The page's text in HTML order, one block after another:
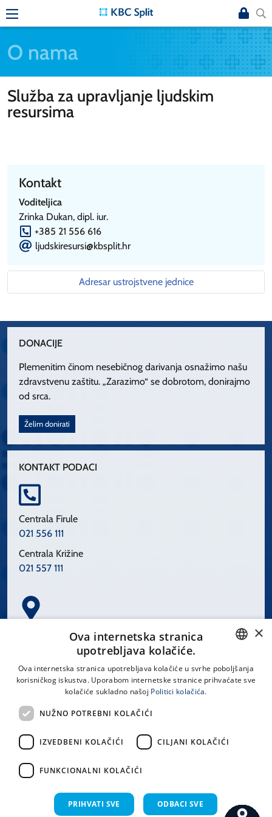
O nama
Služba za upravljanje ljudskim
resursima
Kontakt
Voditeljica
Zrinka Dukan, dipl. iur.
P +385 21 556 616
E ljudskiresursi@kbsplit.hr
Adresar ustrojstvene jednice
DONACIJE
Plemenitim činom nesebičnog darivanja osnažimo našu
zdravstvenu zaštitu. „Zarazimo“ se dobrotom, donirajmo
od srca.
Želim donirati
KONTAKT PODACI
Centrala Firule
021 556 111
Centrala Križine
021 557 111
Spinčićeva 1, 21000 Split
LINKOVI
Uvjeti korištenja
CROATIAN
×
Ova internetska stranica
upotrebljava kolačiće.
Ova internetska stranica upotrebljava kolačiće u svrhe poboljšanja
korisničkog iskustva. Uporabom internetske stranice prihvaćate sve
kolačiće sukladno našoj Politici kolačića.
NUŽNO POTREBNI KOLAČIĆI
IZVEDBENI KOLAČIĆI CILJANI KOLAČIĆI
FUNKCIONALNI KOLAČIĆI
PRIHVATI SVE ODBACI SVE